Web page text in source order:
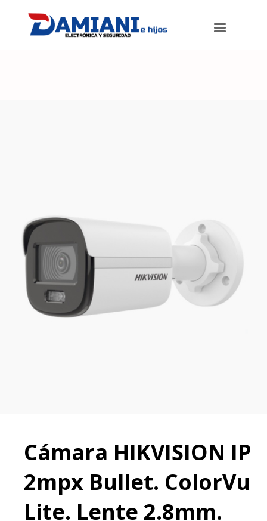
ColorVu Lite. Lente 2.8mm.
Cámara HIKVISION IP
2mpx Bullet. ColorVu
Lite. Lente 2.8mm.